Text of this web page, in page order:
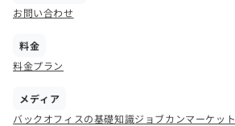
お問い合わせ
料金
料金プラン
メディア
バックオフィスの基礎知識ジョブカンマーケッ